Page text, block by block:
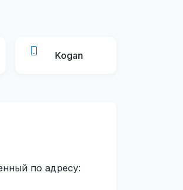
Kogan
по адресу: